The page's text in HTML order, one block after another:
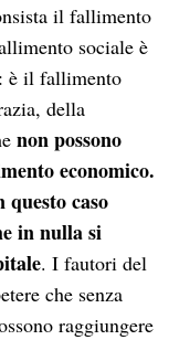
il fallimento
sociale è
è il fallimento
della
non possono
economico.
questo caso
in nulla si
. I fautori del
che senza
raggiungere